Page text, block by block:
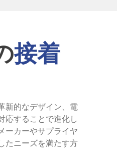
接着
新的なデザイン、電
応することで進化し
ーカーやサプライヤ
たニーズを満たす方